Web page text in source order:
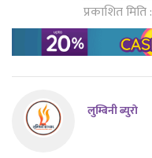
प्रकाशित मिति :
लुम्बिनी ब्युराे